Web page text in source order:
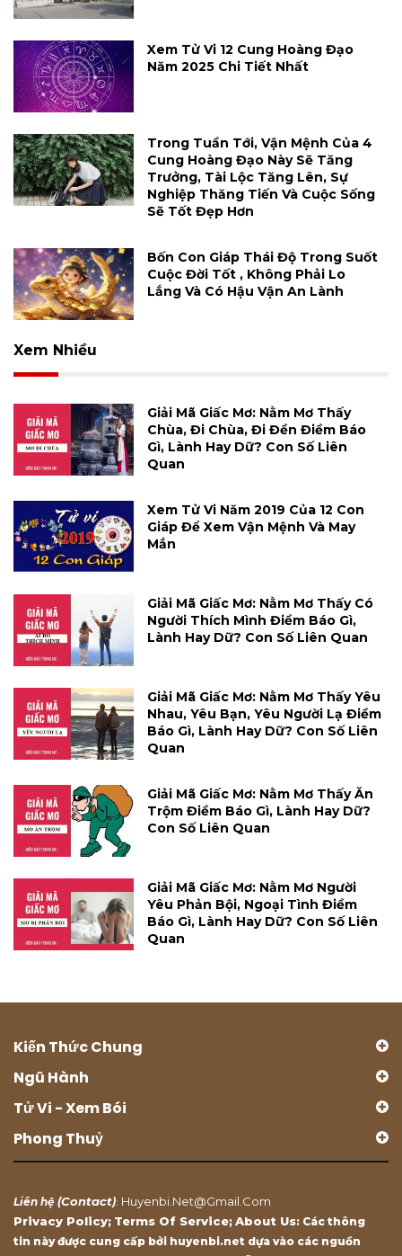
Xem Tử Vi 12 Cung Hoàng Đạo
Năm 2025 Chi Tiết Nhất
Trong Tuần Tới, Vận Mệnh Của 4
Cung Hoàng Đạo Này Sẽ Tăng
Trưởng, Tài Lộc Tăng Lên, Sự
Nghiệp Thăng Tiến Và Cuộc Sống
Sẽ Tốt Đẹp Hơn
Bốn Con Giáp Thái Độ Trong Suốt
Cuộc Đời Tốt , Không Phải Lo
Lắng Và Có Hậu Vận An Lành
Xem Nhiều
Giải Mã Giấc Mơ: Nằm Mơ Thấy
Chùa, Đi Chùa, Đi Đền Điềm Báo
Gì, Lành Hay Dữ? Con Số Liên
Quan
Xem Tử Vi Năm 2019 Của 12 Con
Giáp Để Xem Vận Mệnh Và May
Mắn
Giải Mã Giấc Mơ: Nằm Mơ Thấy Có
Người Thích Mình Điềm Báo Gì,
Lành Hay Dữ? Con Số Liên Quan
Giải Mã Giấc Mơ: Nằm Mơ Thấy Yêu
Nhau, Yêu Bạn, Yêu Người Lạ Điềm
Báo Gì, Lành Hay Dữ? Con Số Liên
Quan
Giải Mã Giấc Mơ: Nằm Mơ Thấy Ăn
Trộm Điềm Báo Gì, Lành Hay Dữ?
Con Số Liên Quan
Giải Mã Giấc Mơ: Nằm Mơ Người
Yêu Phản Bội, Ngoại Tình Điềm
Báo Gì, Lành Hay Dữ? Con Số Liên
Quan
Kiến Thức Chung
Ngũ Hành
Tử Vi - Xem Bói
Phong Thuỷ
Liên hệ (Contact): Huyenbi.net@gmail.com
Privacy Policy; Terms Of Service; About Us: Các thông
tin này được cung cấp bởi huyenbi.net dựa vào các nguồn